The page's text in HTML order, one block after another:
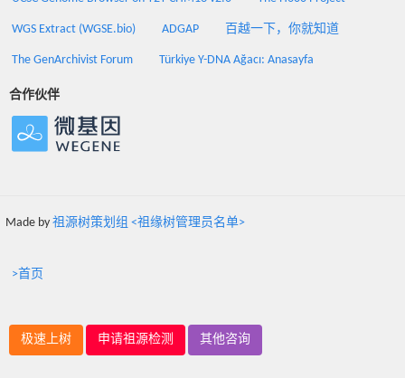
WGS Extract (WGSE.bio) ADGAP 百越一下，你就知道
The GenArchivist Forum Türkiye Y-DNA Ağacı: Anasayfa
合作伙伴
Made by 祖源树策划组 <祖缘树管理员名单>
>首页
极速上树 申请祖源检测 其他咨询